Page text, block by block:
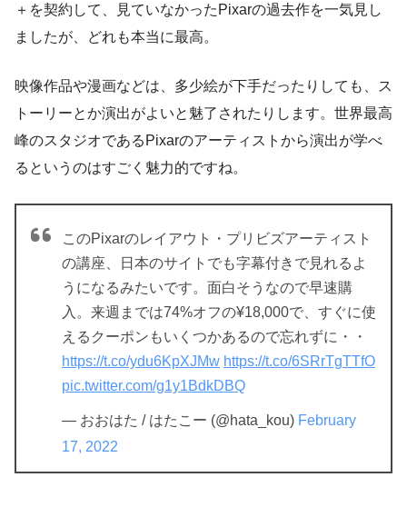
＋を契約して、見ていなかったPixarの過去作を一気見し
ましたが、どれも本当に最高。
映像作品や漫画などは、多少絵が下手だったりしても、ス
トーリーとか演出がよいと魅了されたりします。世界最高
峰のスタジオであるPixarのアーティストから演出が学べ
るというのはすごく魅力的ですね。
このPixarのレイアウト・プリビズアーティスト
の講座、日本のサイトでも字幕付きで見れるよ
うになるみたいです。面白そうなので早速購
入。来週までは74%オフの¥18,000で、すぐに使
えるクーポンもいくつかあるので忘れずに・・
https://t.co/ydu6KpXJMw https://t.co/6SRrTgTTfO
pic.twitter.com/g1y1BdkDBQ
— おおはた / はたこー (@hata_kou) February
17, 2022